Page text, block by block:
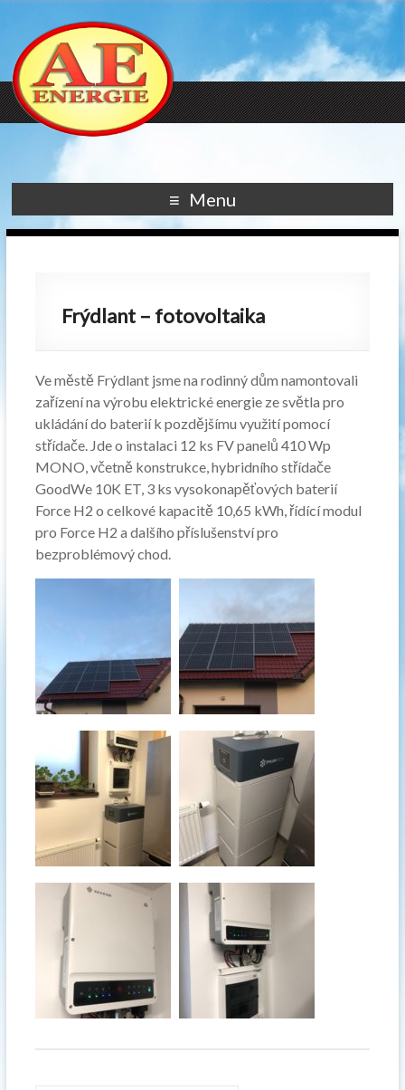
Menu
Frýdlant – fotovoltaika
Ve městě Frýdlant jsme na rodinný dům namontovali
zařízení na výrobu elektrické energie ze světla pro
ukládání do baterií k pozdějšímu využití pomocí
střídače. Jde o instalaci 12 ks FV panelů 410 Wp
MONO, včetně konstrukce, hybridního střídače
GoodWe 10K ET, 3 ks vysokonapěťových baterií
Force H2 o celkové kapacitě 10,65 kWh, řídící modul
pro Force H2 a dalšího příslušenství pro
bezproblémový chod.